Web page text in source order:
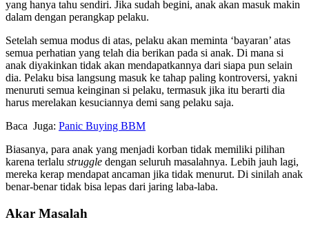
yang hanya tahu sendiri. Jika sudah begini, anak akan masuk makin
dalam dengan perangkap pelaku.
Setelah semua modus di atas, pelaku akan meminta ‘bayaran’ atas
semua perhatian yang telah dia berikan pada si anak. Di mana si
anak diyakinkan tidak akan mendapatkannya dari siapa pun selain
dia. Pelaku bisa langsung masuk ke tahap paling kontroversi, yakni
menuruti semua keinginan si pelaku, termasuk jika itu berarti dia
harus merelakan kesuciannya demi sang pelaku saja.
Baca Juga: Panic Buying BBM
Biasanya, para anak yang menjadi korban tidak memiliki pilihan
karena terlalu struggle dengan seluruh masalahnya. Lebih jauh lagi,
mereka kerap mendapat ancaman jika tidak menurut. Di sinilah anak
benar-benar tidak bisa lepas dari jaring laba-laba.
Akar Masalah